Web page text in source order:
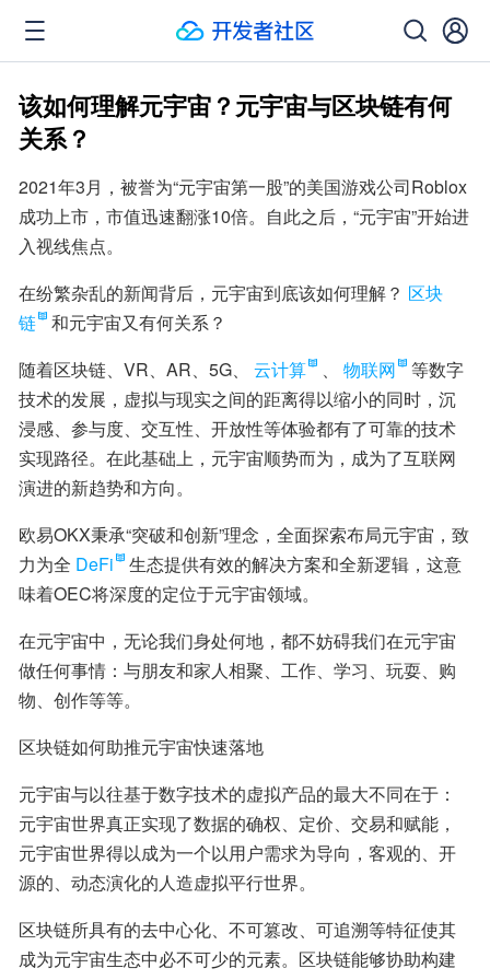
该如何理解元宇宙？元宇宙与区块链有何
关系？
2021年3月，被誉为“元宇宙第一股”的美国游戏公司Roblox
成功上市，市值迅速翻涨10倍。自此之后，“元宇宙”开始进
入视线焦点。
在纷繁杂乱的新闻背后，元宇宙到底该如何理解？ 区块
链
和元宇宙又有何关系？
随着区块链、VR、AR、5G、
云计算 、 物联网
等数字
技术的发展，虚拟与现实之间的距离得以缩小的同时，沉
浸感、参与度、交互性、开放性等体验都有了可靠的技术
实现路径。在此基础上，元宇宙顺势而为，成为了互联网
演进的新趋势和方向。
欧易OKX秉承“突破和创新”理念，全面探索布局元宇宙，致
力为全 DeFi
生态提供有效的解决方案和全新逻辑，这意
味着OEC将深度的定位于元宇宙领域。
在元宇宙中，无论我们身处何地，都不妨碍我们在元宇宙
做任何事情：与朋友和家人相聚、工作、学习、玩耍、购
物、创作等等。
区块链如何助推元宇宙快速落地
元宇宙与以往基于数字技术的虚拟产品的最大不同在于：
元宇宙世界真正实现了数据的确权、定价、交易和赋能，
元宇宙世界得以成为一个以用户需求为导向，客观的、开
源的、动态演化的人造虚拟平行世界。
区块链所具有的去中心化、不可篡改、可追溯等特征使其
成为元宇宙生态中必不可少的元素。区块链能够协助构建